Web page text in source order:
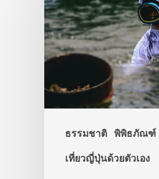
ธรรมชาติ พิพิธภัณฑ์
เที่ยวญี่ปุ่นด้วยตัวเอง